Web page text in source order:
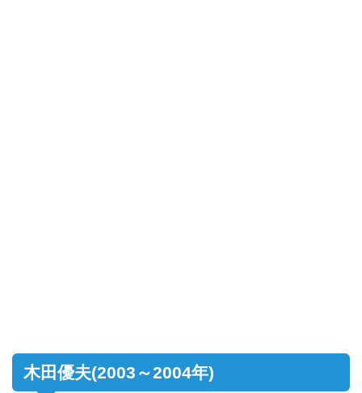
木田優夫(2003～2004年)